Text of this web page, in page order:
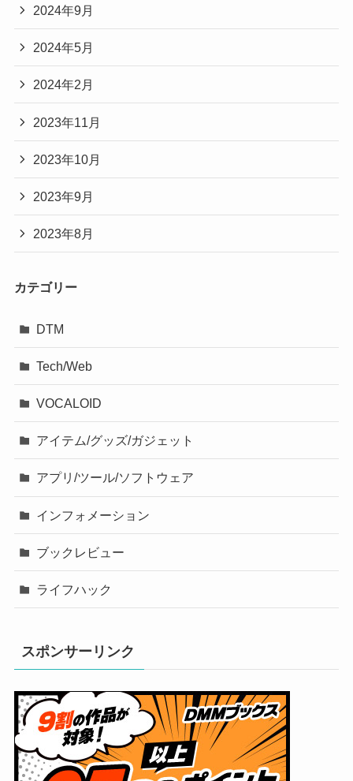
2024年9月
2024年5月
2024年2月
2023年11月
2023年10月
2023年9月
2023年8月
カテゴリー
DTM
Tech/Web
VOCALOID
アイテム/グッズ/ガジェット
アプリ/ツール/ソフトウェア
インフォメーション
ブックレビュー
ライフハック
スポンサーリンク